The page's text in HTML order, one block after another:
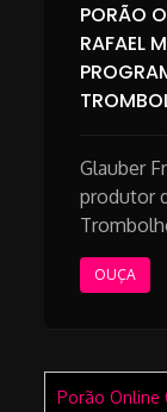
PORÃO
RAFAEL
Glauber
produtor
OUÇA